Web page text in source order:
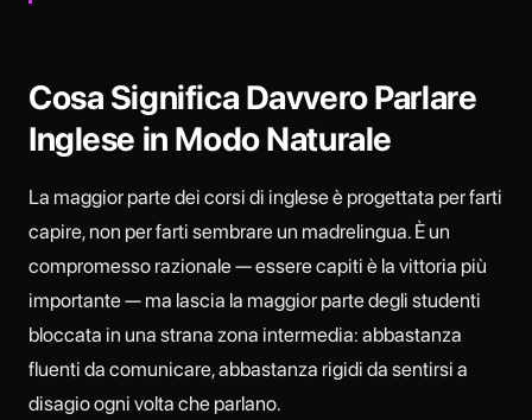
Cosa Significa Davvero Parlare
Inglese in Modo Naturale
La maggior parte dei corsi di inglese è progettata per farti
capire, non per farti sembrare un madrelingua. È un
compromesso razionale — essere capiti è la vittoria più
importante — ma lascia la maggior parte degli studenti
bloccata in una strana zona intermedia: abbastanza
fluenti da comunicare, abbastanza rigidi da sentirsi a
disagio ogni volta che parlano.